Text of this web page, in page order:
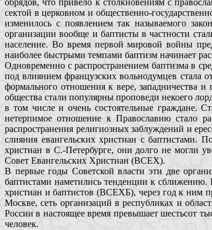
обрядов, что привело к столкновениям с
сектой в церковном и общественно-
изменилось с появлением так называемого
организации вообще и баптисты в частности
население. Во время первой мировой войны
наиболее быстрыми темпами баптизм начинает
Одновременно с распространением баптизма в
под влиянием французских вольнодумцев стала
формального отношения к вере, западничества
общества стали популярны проповеди некоего
в том числе и очень состоятельные граждане.
нетерпимое отношение к Православию стало
распространения религиозных заблуждений и
слияния евангельских христиан с баптистами.
христиан в С.-Петербурге, они долго не могли
Совет Евангельских Христиан (ВСЕХ).
В первые годы Советской власти эти две
баптистами наметились тенденции к
христиан и баптистов (ВСЕХБ), через год к ним
Москве, сеть организаций в республиках и
России в настоящее время превышает шестьсот
человек.